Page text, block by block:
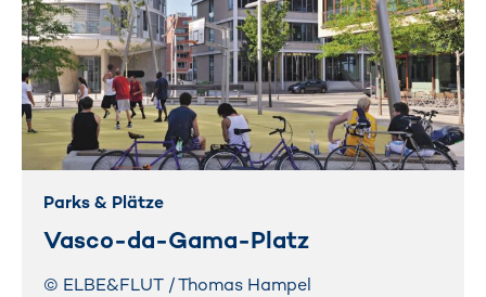
Parks & Plätze
Vasco-da-Gama-Platz
© ELBE&FLUT / Thomas Hampel